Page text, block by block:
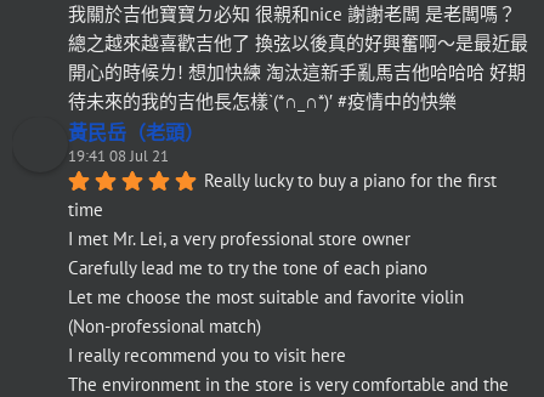
我關於吉他寶寶ㄉ必知 很親和nice 謝謝老闆 是老闆嗎？
總之越來越喜歡吉他了 換弦以後真的好興奮啊～是最近最
開心的時候ㄌ! 想加快練 淘汰這新手亂馬吉他哈哈哈 好期
待未來的我的吉他長怎樣`(*∩_∩*)′ #疫情中的快樂
黃民岳（老頭）
19:41 08 Jul 21
Really lucky to buy a piano for the first
time
I met Mr. Lei, a very professional store owner
Carefully lead me to try the tone of each piano
Let me choose the most suitable and favorite violin
(Non-professional match)
I really recommend you to visit here
The environment in the store is very comfortable and the